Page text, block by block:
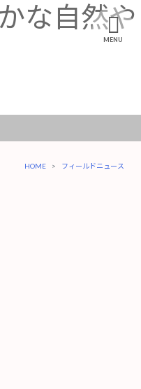
MENU
な自然や
HOME フィールドニュース